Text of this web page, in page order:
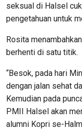
seksual di Halsel
pengetahuan untuk
Rosita
berhenti di satu titik.
“Besok, pada hari
dengan jalan sehat
Kemudian pada
PMII Halsel akan
alumni Kopri se-